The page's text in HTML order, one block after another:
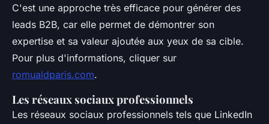
C'est une approche très efficace pour générer des
leads B2B, car elle permet de démontrer son
expertise et sa valeur ajoutée aux yeux de sa cible.
Pour plus d'informations, cliquer sur
romualdparis.com.
Les réseaux sociaux professionnels
Les réseaux sociaux professionnels tels que LinkedIn